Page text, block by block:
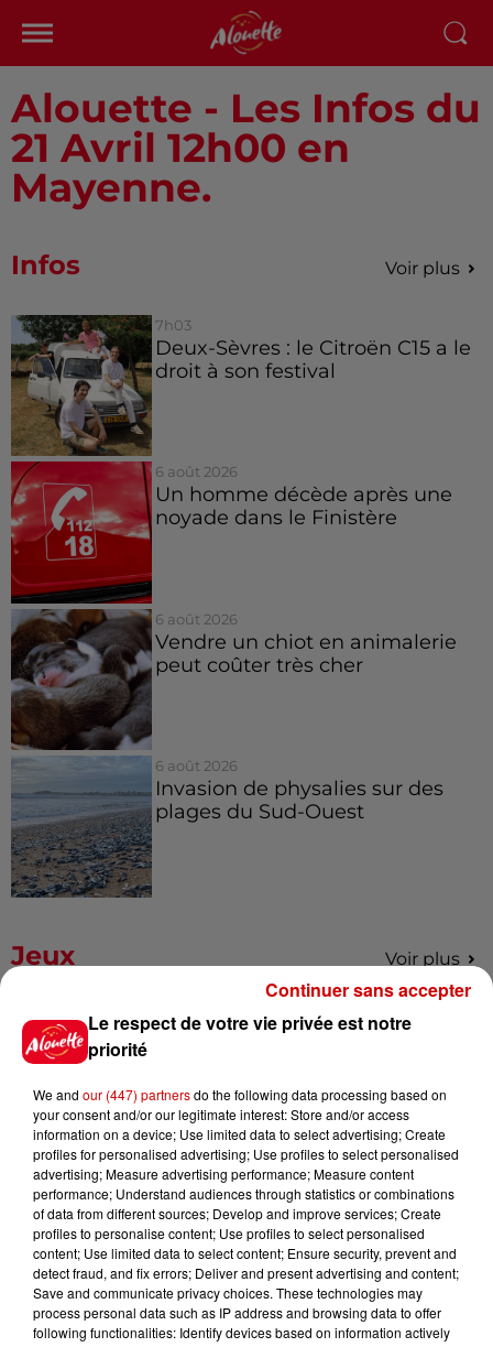
Alouette - Les Infos du
21 Avril 12h00 en
Mayenne.
Infos Voir plus
7h03
Deux-Sèvres : le Citroën C15 a le
droit à son festival
6 août 2026
Un homme décède après une
noyade dans le Finistère
6 août 2026
Vendre un chiot en animalerie
peut coûter très cher
6 août 2026
Invasion de physalies sur des
plages du Sud-Ouest
Jeux Voir plus
Gagnez vos places pour le
Festival du Roi Arthur 2026 !
Gagnez vos entrées pour le
Musée du Sport Automobile au
Mans !
Alouette vous invite à
Futuroscope Xperiences !
Le respect de votre vie privée est notre
priorité
We and our (447) partnersdo the following data processing based on
your consent and/or our legitimate interest: Store and/or access
information on a device; Use limited data to select advertising; Create
profiles for personalised advertising; Use profiles to select personalised
advertising; Measure advertising performance; Measure content
performance; Understand audiences through statistics or combinations
of data from different sources; Develop and improve services; Create
profiles to personalise content; Use profiles to select personalised
content; Use limited data to select content; Ensure security, prevent and
detect fraud, and fix errors; Deliver and present advertising and content;
Save and communicate privacy choices. These technologies may
process personal data such as IP address and browsing data to offer
following functionalities: Identify devices based on information actively
Continuer sans accepter